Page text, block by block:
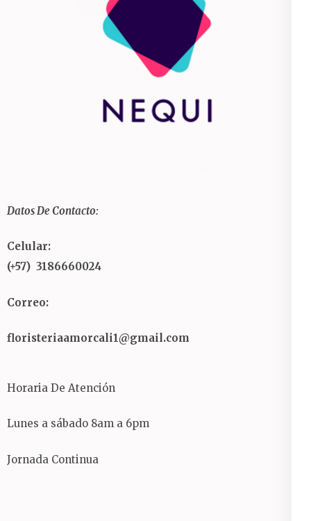
Datos De Contacto:
Celular:
(+57) 3186660024
Correo:
floristeriaamorcali1@gmail.com
Horaria De Atención
Lunes a sábado 8am a 6pm
Jornada Continua